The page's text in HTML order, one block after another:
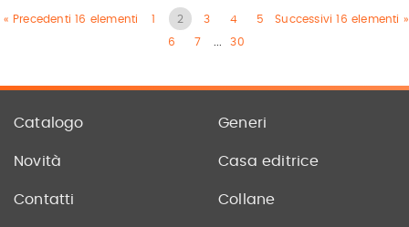
« Precedenti 16 elementi Successivi 16 elementi »
1 2 3 4 5
6 7 30
Catalogo Generi
Novità Casa editrice
Contatti Collane